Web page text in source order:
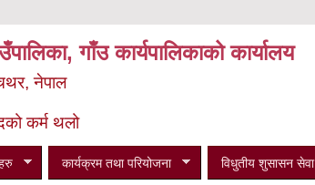
गाँउ कार्यपालिकाको कार्यालय
नेपाल
कर्म थलो
कार्यक्रम तथा परियोजना विधुतीय शुसासन सेवा